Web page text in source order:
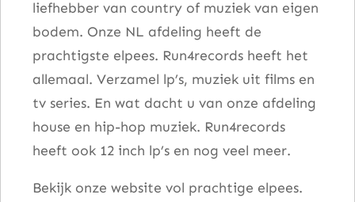
liefhebber van country of muziek van eigen
bodem. Onze NL afdeling heeft de
prachtigste elpees. Run4records heeft het
allemaal. Verzamel lp’s, muziek uit films en
tv series. En wat dacht u van onze afdeling
house en hip-hop muziek. Run4records
heeft ook 12 inch lp’s en nog veel meer.
Bekijk onze website vol prachtige elpees.